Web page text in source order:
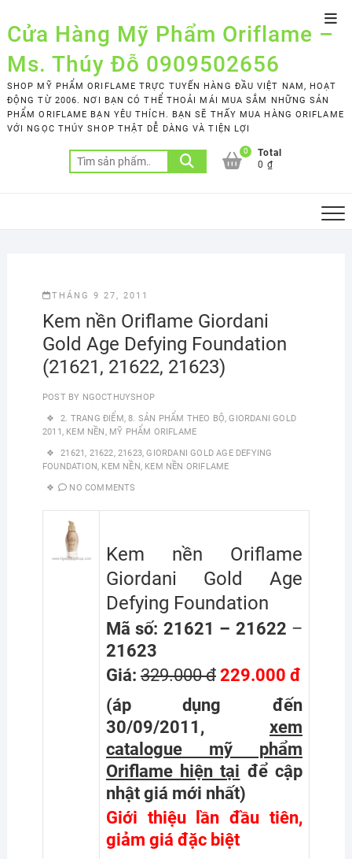
to
content
Cửa Hàng Mỹ Phẩm Oriflame –
Ms. Thúy Đỗ 0909502656
SHOP MỸ PHẨM ORIFLAME TRỰC TUYẾN HÀNG ĐẦU VIỆT NAM, HOẠT
ĐỘNG TỪ 2006. NƠI BẠN CÓ THỂ THOẢI MÁI MUA SẮM NHỮNG SẢN
PHẨM ORIFLAME BẠN YÊU THÍCH. BẠN SẼ THẤY MUA HÀNG ORIFLAME
VỚI NGỌC THÚY SHOP THẬT DỄ DÀNG VÀ TIỆN LỢI
Tìm
kiếm:
0
Total
0 ₫
THÁNG 9 27, 2011
Kem nền Oriflame Giordani
Gold Age Defying Foundation
(21621, 21622, 21623)
POST BY NGOCTHUYSHOP
2. TRANG ĐIỂM,8. SẢN PHẨM THEO BỘ,GIORDANI GOLD
2011, KEM NỀN, MỸ PHẨM ORIFLAME
21621, 21622, 21623,GIORDANI GOLD AGE DEFYING
FOUNDATION, KEM NỀN, KEM NỀN ORIFLAME
NO COMMENTS
Kem nền Oriflame
Giordani Gold Age
Defying Foundation
Mã số: 21621 – 21622 –
21623
Giá: 329.000 đ229.000 đ
(áp dụng đến
30/09/2011, xem
catalogue mỹ phẩm
Oriflame hiện tại để cập
nhật giá mới nhất)
Giới thiệu lần đầu tiên,
giảm giá đặc biệt